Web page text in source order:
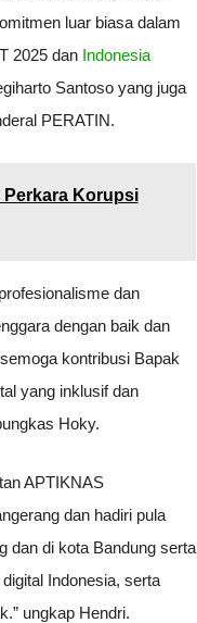
luar biasa dalam
2025 dan Indonesia
Santoso yang juga
PERATIN.
Perkara Korupsi
dan
dengan baik dan
kontribusi Bapak
yang inklusif dan
Hoky.
APTIKNAS
dan hadiri pula
dan di kota Bandung serta
Indonesia, serta
ungkap Hendri.